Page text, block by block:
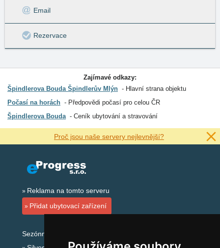
Email
Rezervace
Zajímavé odkazy:
Špindlerova Bouda Špindlerův Mlýn
Hlavní strana objektu
Počasí na horách
Předpovědi počasí pro celou ČR
Špindlerova Bouda
Ceník ubytování a stravování
Proč jsou naše servery nejlevnější?
Reklama na tomto serveru
Přidat ubytovací zařízení
Sezónní odkazy: